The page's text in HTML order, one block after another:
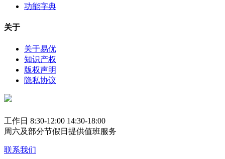
功能字典
关于
关于易优
知识产权
版权声明
隐私协议
工作日 8:30-12:00 14:30-18:00
周六及部分节假日提供值班服务
联系我们